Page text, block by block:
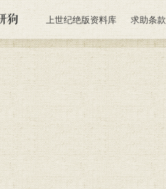
上世纪绝版资料库 求助条款